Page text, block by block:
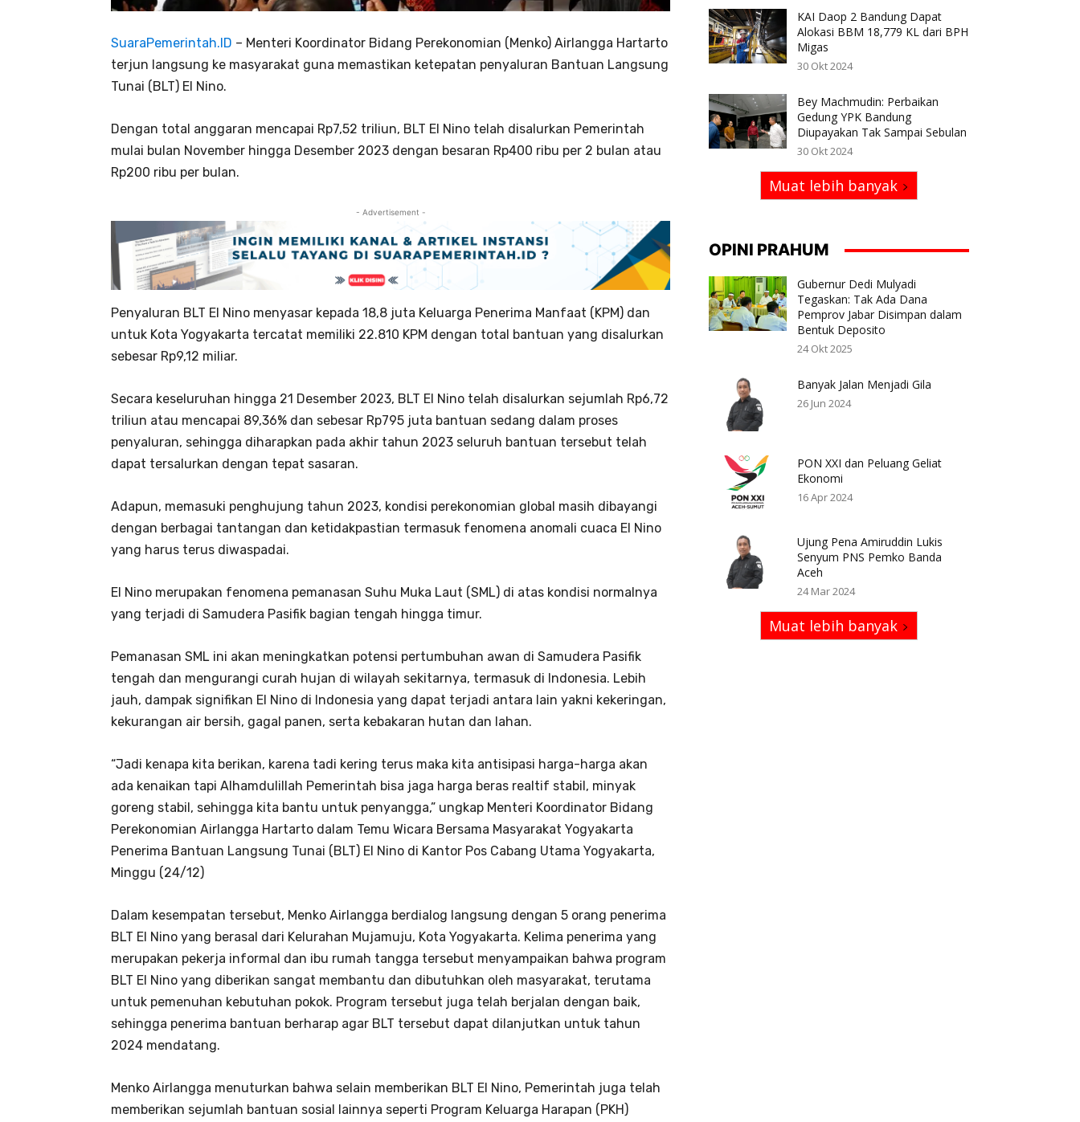
SuaraPemerintah.ID – Menteri Koordinator Bidang Perekonomian (Menko) Airlangga Hartarto
terjun langsung ke masyarakat guna memastikan ketepatan penyaluran Bantuan Langsung
Tunai (BLT) El Nino.
Dengan total anggaran mencapai Rp7,52 triliun, BLT El Nino telah disalurkan Pemerintah
mulai bulan November hingga Desember 2023 dengan besaran Rp400 ribu per 2 bulan atau
Rp200 ribu per bulan.
- Advertisement -
Penyaluran BLT El Nino menyasar kepada 18,8 juta Keluarga Penerima Manfaat (KPM) dan
untuk Kota Yogyakarta tercatat memiliki 22.810 KPM dengan total bantuan yang disalurkan
sebesar Rp9,12 miliar.
Secara keseluruhan hingga 21 Desember 2023, BLT El Nino telah disalurkan sejumlah Rp6,72
triliun atau mencapai 89,36% dan sebesar Rp795 juta bantuan sedang dalam proses
penyaluran, sehingga diharapkan pada akhir tahun 2023 seluruh bantuan tersebut telah
dapat tersalurkan dengan tepat sasaran.
Adapun, memasuki penghujung tahun 2023, kondisi perekonomian global masih dibayangi
dengan berbagai tantangan dan ketidakpastian termasuk fenomena anomali cuaca El Nino
yang harus terus diwaspadai.
El Nino merupakan fenomena pemanasan Suhu Muka Laut (SML) di atas kondisi normalnya
yang terjadi di Samudera Pasifik bagian tengah hingga timur.
Pemanasan SML ini akan meningkatkan potensi pertumbuhan awan di Samudera Pasifik
tengah dan mengurangi curah hujan di wilayah sekitarnya, termasuk di Indonesia. Lebih
jauh, dampak signifikan El Nino di Indonesia yang dapat terjadi antara lain yakni kekeringan,
kekurangan air bersih, gagal panen, serta kebakaran hutan dan lahan.
“Jadi kenapa kita berikan, karena tadi kering terus maka kita antisipasi harga-harga akan
ada kenaikan tapi Alhamdulillah Pemerintah bisa jaga harga beras realtif stabil, minyak
goreng stabil, sehingga kita bantu untuk penyangga,” ungkap Menteri Koordinator Bidang
Perekonomian Airlangga Hartarto dalam Temu Wicara Bersama Masyarakat Yogyakarta
Penerima Bantuan Langsung Tunai (BLT) El Nino di Kantor Pos Cabang Utama Yogyakarta,
Minggu (24/12)
Dalam kesempatan tersebut, Menko Airlangga berdialog langsung dengan 5 orang penerima
BLT El Nino yang berasal dari Kelurahan Mujamuju, Kota Yogyakarta. Kelima penerima yang
merupakan pekerja informal dan ibu rumah tangga tersebut menyampaikan bahwa program
BLT El Nino yang diberikan sangat membantu dan dibutuhkan oleh masyarakat, terutama
untuk pemenuhan kebutuhan pokok. Program tersebut juga telah berjalan dengan baik,
sehingga penerima bantuan berharap agar BLT tersebut dapat dilanjutkan untuk tahun
2024 mendatang.
Menko Airlangga menuturkan bahwa selain memberikan BLT El Nino, Pemerintah juga telah
memberikan sejumlah bantuan sosial lainnya seperti Program Keluarga Harapan (PKH)
KAI Daop 2 Bandung Dapat
Alokasi BBM 18,779 KL dari BPH
Migas
30 Okt 2024
Bey Machmudin: Perbaikan
Gedung YPK Bandung
Diupayakan Tak Sampai Sebulan
30 Okt 2024
Muat lebih banyak
OPINI PRAHUM
Gubernur Dedi Mulyadi
Tegaskan: Tak Ada Dana
Pemprov Jabar Disimpan dalam
Bentuk Deposito
24 Okt 2025
Banyak Jalan Menjadi Gila
26 Jun 2024
PON XXI dan Peluang Geliat
Ekonomi
16 Apr 2024
Ujung Pena Amiruddin Lukis
Senyum PNS Pemko Banda
Aceh
24 Mar 2024
Muat lebih banyak